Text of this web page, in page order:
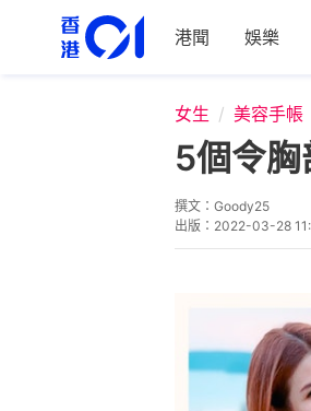
港聞 娛樂
女生 美容手帳
5個令
撰文： Goody25
出版： 2022-03-28